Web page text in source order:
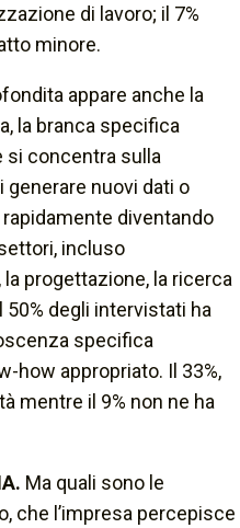
di lavoro; il 7%
minore.
appare anche la
la branca specifica
si concentra sulla
nuovi dati o
diventando
incluso
la progettazione, la ricerca
degli intervistati ha
specifica
how appropriato. Il 33%,
mentre il 9% non ne ha
Ma quali sono le
che l’impresa percepisce